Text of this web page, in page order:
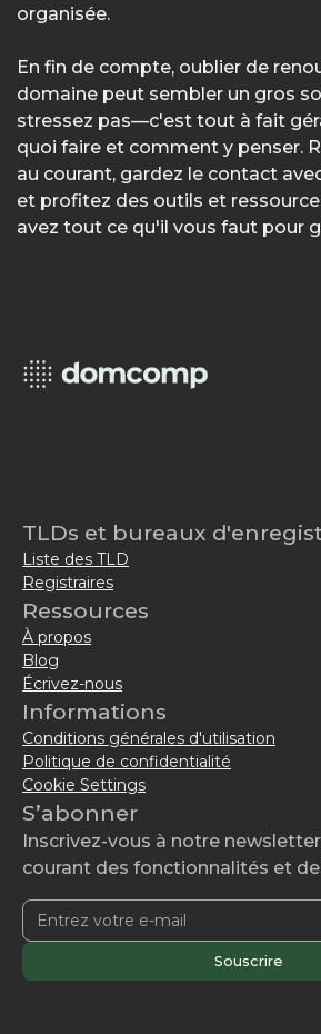
organisée.
En fin de compte, oublier de
domaine peut sembler un gros
stressez pas—c'est tout à fait
quoi faire et comment y penser.
au courant, gardez le contact
et profitez des outils et
avez tout ce qu'il vous faut pour
TLDs et bureaux
Liste des TLD
Registraires
Ressources
À propos
Blog
Écrivez-nous
Informations
Conditions générales d'utilisation
Politique de confidentialité
Cookie Settings
S’abonner
Inscrivez-vous à notre
courant des fonctionnalités et